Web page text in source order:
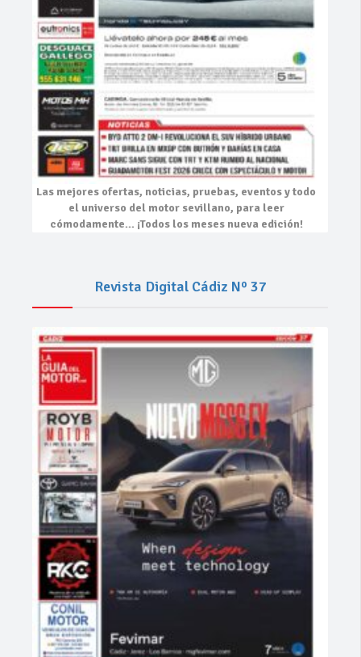
Las mejores ofertas, noticias, pruebas, eventosy todo
el universo del motor sevillano, para leer
cómodamente… ¡Todos los meses nueva edición!
Revista Digital Cádiz Nº 37